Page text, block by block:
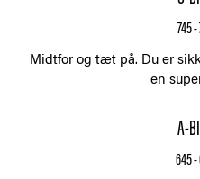
745 -
Midtfor og tæt på. Du er
en
A-
645 -